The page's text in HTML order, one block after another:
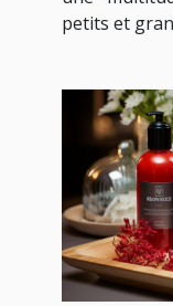
petits et